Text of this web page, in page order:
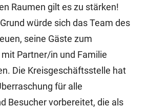
Raumen gilt es zu stärken!
würde sich das Team des
seine Gäste zum
Partner/in und Familie
Die Kreisgeschäftsstelle hat
für alle
Besucher vorbereitet, die als